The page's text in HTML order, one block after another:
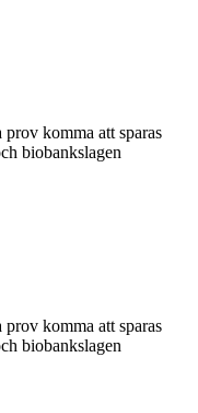
komma att sparas
biobankslagen
komma att sparas
biobankslagen